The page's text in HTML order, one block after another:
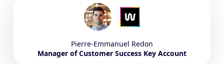
Pierre-Emmanuel Redon
Manager of Customer Success Key Account